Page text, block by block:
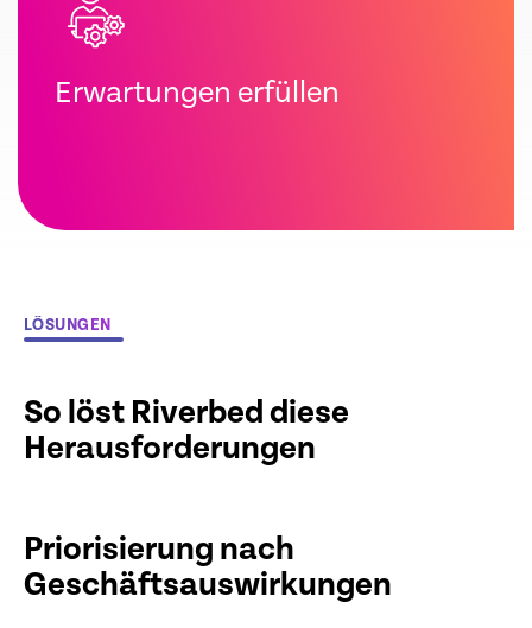
Erwartungen erfüllen
LÖSUNGEN
So löst Riverbed diese
Herausforderungen
Priorisierung nach
Geschäftsauswirkungen